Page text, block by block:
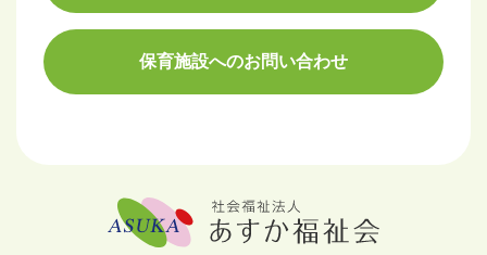
保育施設へのお問い合わせ